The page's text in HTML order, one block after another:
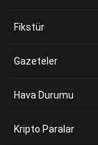
Fikstür
Gazeteler
Hava Durumu
Kripto Paralar